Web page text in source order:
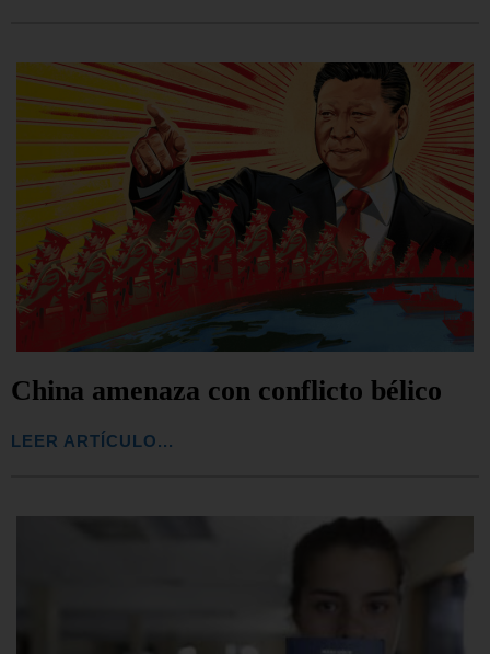
China amenaza con conflicto bélico
LEER ARTÍCULO...